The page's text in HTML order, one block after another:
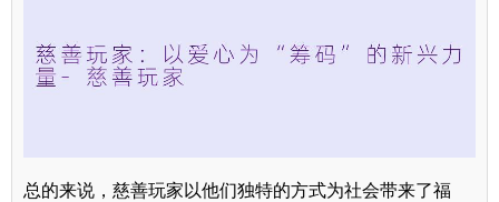
总的来说，慈善玩家以他们独特的方式为社会带来了福